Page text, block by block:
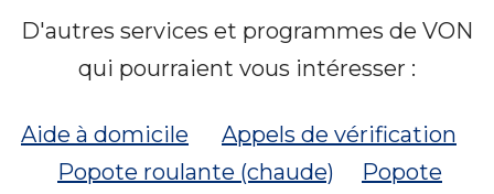
D'autres services et programmes de VON
qui pourraient vous intéresser :
Aide à domicile
Appels de vérification
Popote roulante (chaude)
Popote